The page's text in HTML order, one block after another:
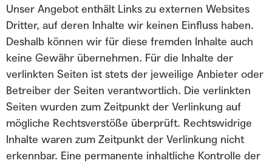
Unser Angebot enthält Links zu externen Websites
Dritter, auf deren Inhalte wir keinen Einfluss haben.
Deshalb können wir für diese fremden Inhalte auch
keine Gewähr übernehmen. Für die Inhalte der
verlinkten Seiten ist stets der jeweilige Anbieter oder
Betreiber der Seiten verantwortlich. Die verlinkten
Seiten wurden zum Zeitpunkt der Verlinkung auf
mögliche Rechtsverstöße überprüft. Rechtswidrige
Inhalte waren zum Zeitpunkt der Verlinkung nicht
erkennbar. Eine permanente inhaltliche Kontrolle der